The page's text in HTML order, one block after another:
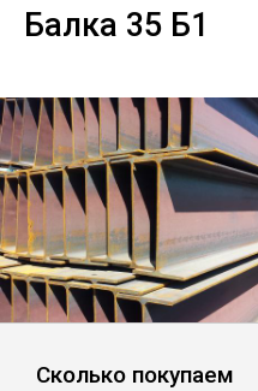
Труба
Лист
Уголок
Балка
Швеллер
Квадрат
Балка 35 Б1
Сколько покупаем